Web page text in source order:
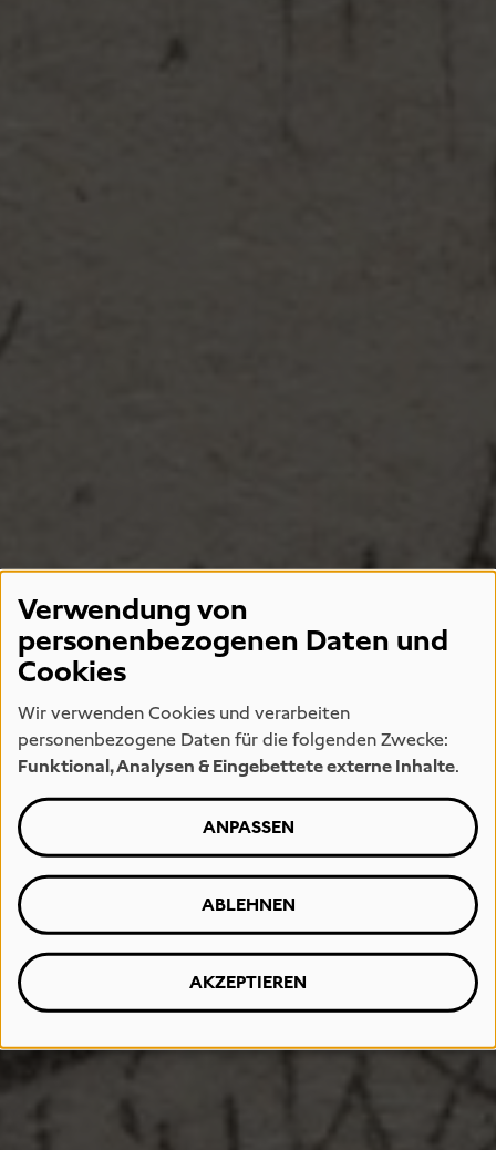
Verwendung von
personenbezogenen Daten und
Cookies
Wir verwenden Cookies und verarbeiten
personenbezogene Daten für die folgenden Zwecke:
Funktional, Analysen & Eingebettete externe Inhalte.
ANPASSEN
ABLEHNEN
AKZEPTIEREN